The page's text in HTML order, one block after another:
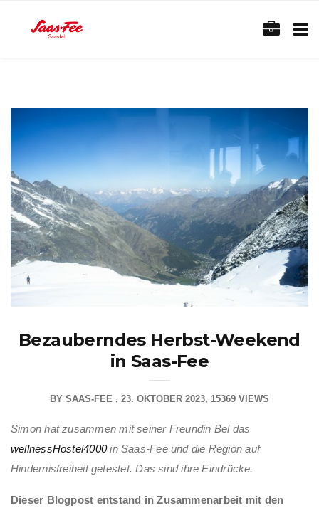
Bezauberndes Herbst-Weekend
in Saas-Fee
BY SAAS-FEE 23. OKTOBER 2023 15369 VIEWS
Simon hat zusammen mit seiner Freundin Bel das
wellnessHostel4000in Saas-Fee und die Region auf
Hindernisfreiheit getestet. Das sind ihre Eindrücke.
Dieser Blogpost entstand in Zusammenarbeit mit den